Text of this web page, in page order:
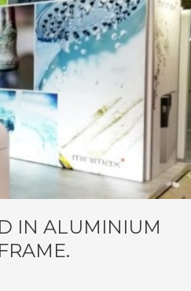
IN ALUMINIUM